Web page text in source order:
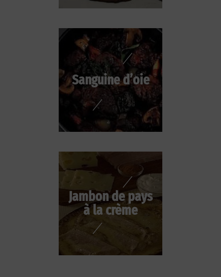
Sanguine d’oie
Jambon de pays
à la crème